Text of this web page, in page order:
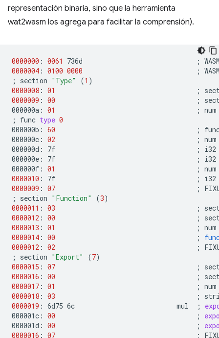
representación binaria, sino que la herramienta
wat2wasm los agrega para facilitar la comprensión).
0000000 : 0061 736d
;
0000004 : 0100 0000
;
;
section "Type" (1 )
0000008 : 01 ;
0000009 : 00 ;
000000a: 01 ; num
;
func type 0
000000b: 60 ;
000000c: 02 ; num
000000d:
7f ;
i32
000000e:
7f ;
i32
000000f: 01 ; num
0000010 : 7f ;
0000009 : 07 ;
;
section "Function" (3)
0000011 : 03 ;
0000012 : 00 ;
0000013 : 01 ; num
0000014 : 00 ;
0000012 : 02 ;
;
section "Export" (7)
0000015 : 07 ;
0000016 : 00 ;
0000017 : 01 ; num
0000018 : 03 ;
0000019 : 6d75 6c mul ;
000001c: 00 ;
000001d: 00 ;
0000016 : 07 ;